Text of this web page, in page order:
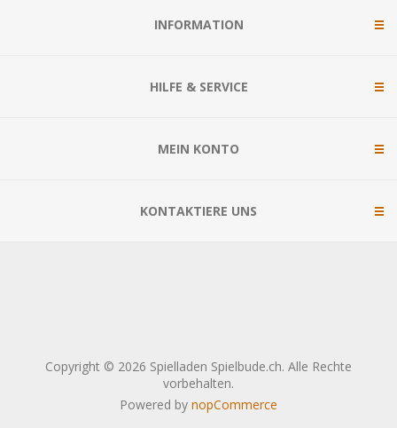
INFORMATION
HILFE & SERVICE
MEIN KONTO
KONTAKTIERE UNS
Copyright © 2026 Spielladen Spielbude.ch. Alle Rechte
vorbehalten.
Powered by nopCommerce